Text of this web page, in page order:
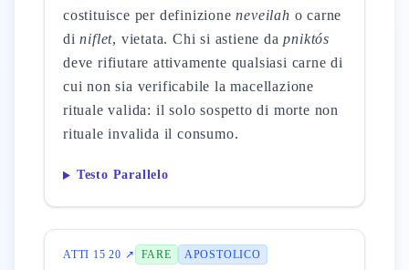
costituisce per definizioneneveilah o carne
diniflet, vietata. Chi si astiene dapniktós
deve rifiutare attivamente qualsiasi carne di
cui non sia verificabile la macellazione
rituale valida: il solo sospetto di morte non
rituale invalida il consumo.
Testo Parallelo
ATTI 15 20 ↗ FARE APOSTOLICO